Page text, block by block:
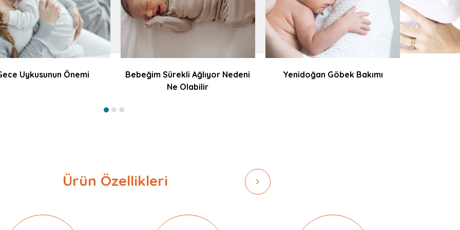
Uykusunun Önemi
Bebeğim Sürekli Ağlıyor Nedeni
Ne Olabilir
Yenidoğan Göbek Bakımı
Ürün Özellikleri